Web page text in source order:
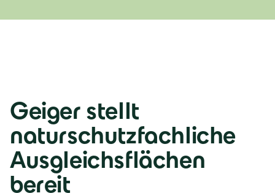
Geiger stellt
naturschutzfachliche
Ausgleichsflächen
bereit
Deutsch
Italia
Italiano